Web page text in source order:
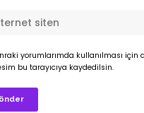
yorumlarımda kullanılması için
bu tarayıcıya kaydedilsin.